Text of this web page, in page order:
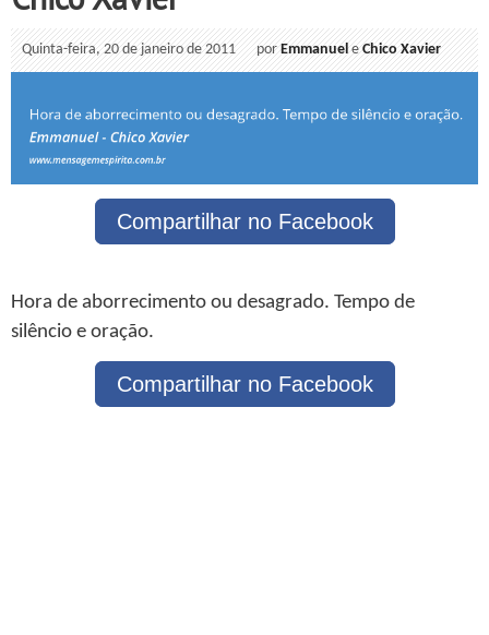
Quinta-feira, 20 de janeiro de 2011 porEmmanuel eChico Xavier
Compartilhar no Facebook
Hora de aborrecimento ou desagrado. Tempo de
silêncio e oração.
Compartilhar no Facebook